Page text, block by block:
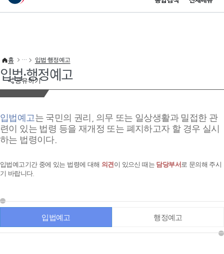
이 누리집은 대한민국 공식 전자정부 누리집입니다.
공유하기
홈 입법·행정예고
입법·행정예고
입법예고는 국민의 권리, 의무 또는 일상생활과 밀접한 관
련이 있는 법령 등을 재개정 또는 폐지하고자 할 경우 실시
하는 법령이다.
입법예고기간 중에 있는 법령에 대해 의견이 있으신 때는 담당부서 로 문의해 주시
기 바랍니다.
입법예고 행정예고